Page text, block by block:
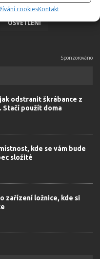
cookiesKontakt
OSVĚTLENÍ
odstranit škrábance z
Stačí použít doma
kde se vám bude
složité
zařízení ložnice, kde si